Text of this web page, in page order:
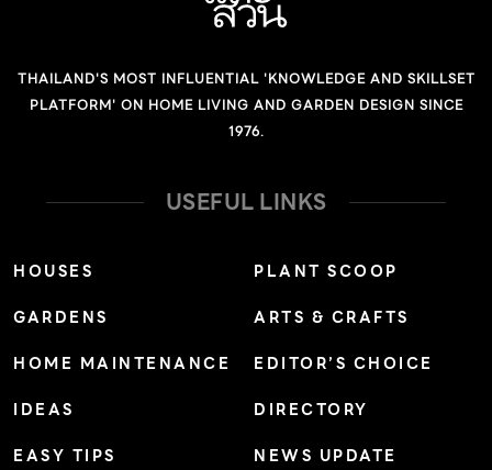
THAILAND'S MOST INFLUENTIAL 'KNOWLEDGE AND SKILLSET
PLATFORM' ON HOME LIVING AND GARDEN DESIGN SINCE
1976.
USEFUL LINKS
HOUSES
GARDENS
HOME MAINTENANCE
IDEAS
EASY TIPS
PLANT SCOOP
ARTS & CRAFTS
EDITOR’S CHOICE
DIRECTORY
NEWS UPDATE